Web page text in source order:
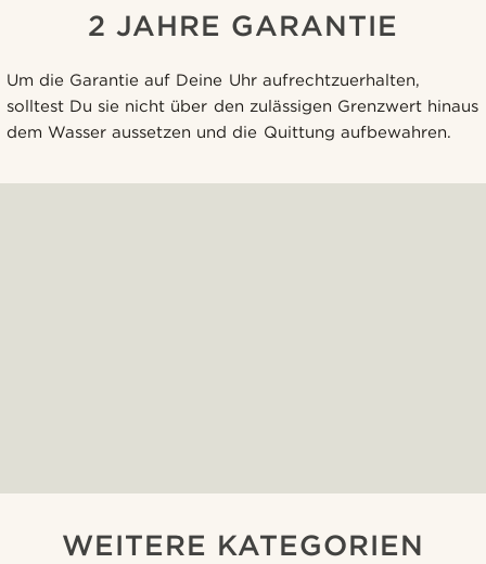
2 JAHRE GARANTIE
Um die Garantie auf Deine Uhr aufrechtzuerhalten,
solltest Du sie nicht über den zulässigen Grenzwert hinaus
dem Wasser aussetzen und die Quittung aufbewahren.
WEITERE KATEGORIEN